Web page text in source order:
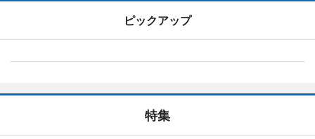
ピックアップ
特集